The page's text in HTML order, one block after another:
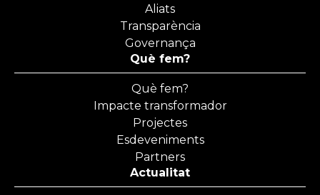
Aliats
Transparència
Governança
Què fem?
Què fem?
Impacte transformador
Projectes
Esdeveniments
Partners
Actualitat